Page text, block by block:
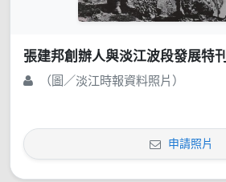
張建邦創辦人與淡江波段發展特刊
（圖／淡江時報資料照片）
申請照片